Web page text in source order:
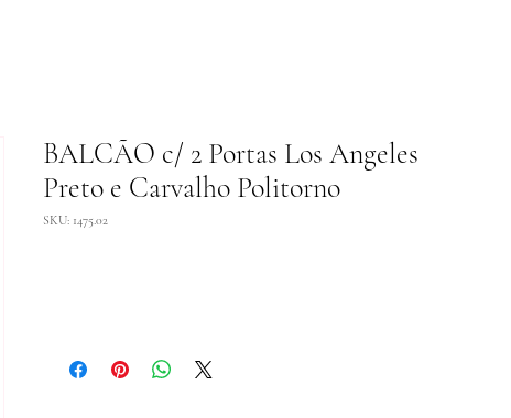
BALCÃO c/ 2 Portas Los Angeles
Preto e Carvalho Politorno
SKU: 1475.02